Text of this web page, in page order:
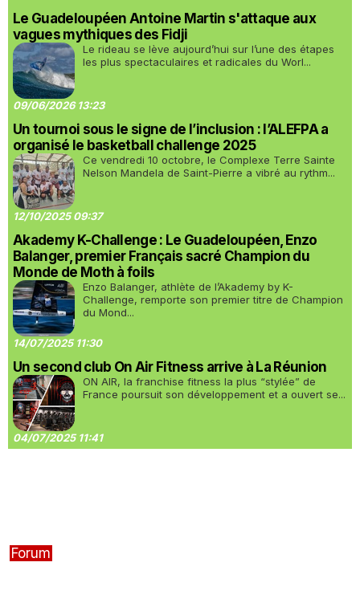
Le Guadeloupéen Antoine Martin s'attaque aux
vagues mythiques des Fidji
Le rideau se lève aujourd’hui sur l’une des étapes
les plus spectaculaires et radicales du Worl...
09/06/2026 13:23
Un tournoi sous le signe de l’inclusion : l’ALEFPA a
organisé le basketball challenge 2025
Ce vendredi 10 octobre, le Complexe Terre Sainte
Nelson Mandela de Saint-Pierre a vibré au rythm...
12/10/2025 09:37
Akademy K-Challenge : Le Guadeloupéen, Enzo
Balanger, premier Français sacré Champion du
Monde de Moth à foils
Enzo Balanger, athlète de l’Akademy by K-
Challenge, remporte son premier titre de Champion
du Mond...
14/07/2025 11:30
Un second club On Air Fitness arrive à La Réunion
ON AIR, la franchise fitness la plus “stylée” de
France poursuit son développement et a ouvert se...
04/07/2025 11:41
Forum